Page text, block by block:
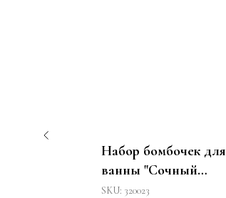
Набор бомбочек для
ванны "Сочный
цитрус"
SKU: 320023